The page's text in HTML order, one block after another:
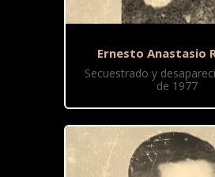
Ernesto Anastasio
Secuestrado y
de 1977